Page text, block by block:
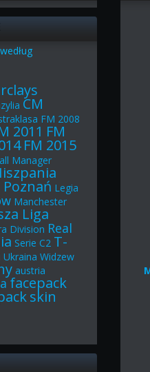
według
CM
FM 2008
2011 FM
FM 2015
Manager
Poznań Legia
Manchester
Liga
Division Real
Serie C2 T-
Ukraina Widzew
austria
facepack
skin